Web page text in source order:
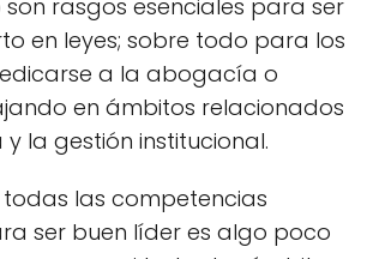
rasgos esenciales para ser
en leyes; sobre todo para los
a la abogacía o
en ámbitos relacionados
la gestión institucional.
todas las competencias
ser buen líder es algo poco